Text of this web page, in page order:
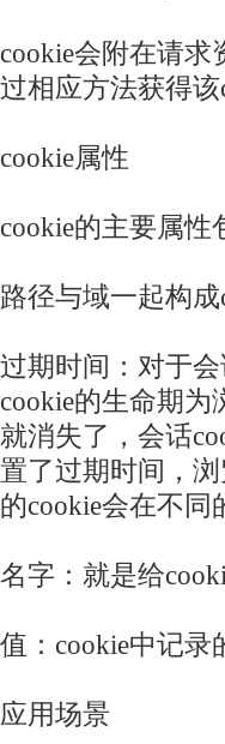
cookie会附在请
过相应方法获得该
cookie属性
cookie的主要属
路径与域一起构成
过期时间：对于
cookie的生命期
就消失了，会话
置了过期时间，
的cookie会在不同
名字：就是给
值：cookie中记录
应用场景